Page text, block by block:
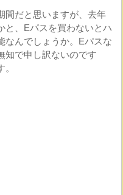
間だと思いますが、去年
と、Eパスを買わないとハ
なんでしょうか。Eパスな
知で申し訳ないのです